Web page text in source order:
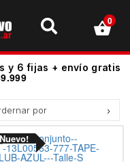
y 6 fijas + envío gratis
0
por
más alto.